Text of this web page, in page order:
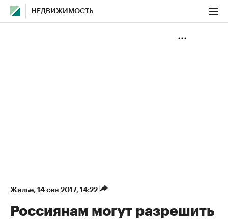
НЕДВИЖИМОСТЬ
Жилье⁠, 14 сен 2017, 14:22
Россиянам могут разрешить